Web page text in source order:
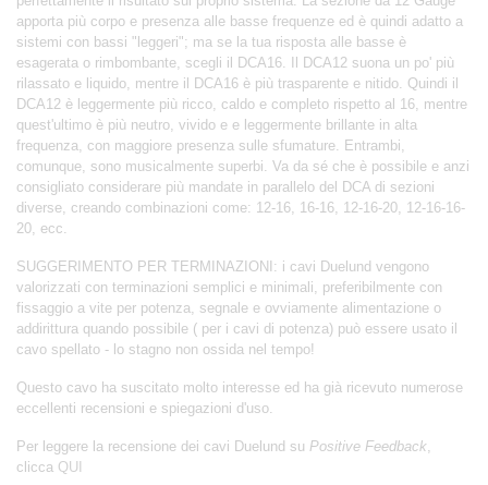
apporta più corpo e presenza alle basse frequenze ed è quindi adatto a
sistemi con bassi "leggeri"; ma se la tua risposta alle basse è
esagerata o rimbombante, scegli il DCA16. Il DCA12 suona un po' più
rilassato e liquido, mentre il DCA16 è più trasparente e nitido. Quindi il
DCA12 è leggermente più ricco, caldo e completo rispetto al 16, mentre
quest'ultimo è più neutro, vivido e e leggermente brillante in alta
frequenza, con maggiore presenza sulle sfumature. Entrambi,
comunque, sono musicalmente superbi. Va da sé che è possibile e anzi
consigliato considerare più mandate in parallelo del DCA di sezioni
diverse, creando combinazioni come: 12-16, 16-16, 12-16-20, 12-16-16-
20, ecc.
SUGGERIMENTO PER TERMINAZIONI: i cavi Duelund vengono
valorizzati con terminazioni semplici e minimali, preferibilmente con
fissaggio a vite per potenza, segnale e ovviamente alimentazione o
addirittura quando possibile ( per i cavi di potenza) può essere usato il
cavo spellato - lo stagno non ossida nel tempo!
Questo cavo ha suscitato molto interesse ed ha già ricevuto numerose
eccellenti recensioni e spiegazioni d'uso.
Per leggere la recensione dei cavi Duelund su Positive Feedback,
clicca QUI